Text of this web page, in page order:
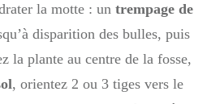
la motte : un trempage de
disparition des bulles, puis
la plante au centre de la fosse,
, orientez 2 ou 3 tiges vers le